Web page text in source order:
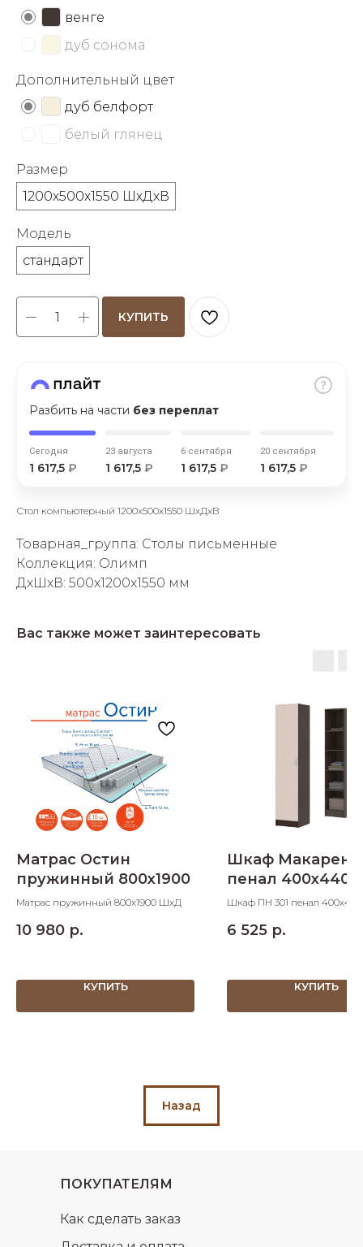
венге
дуб сонома
Дополнительный цвет
дуб белфорт
белый глянец
Размер
1200х500х1550 ШхДхВ
Модель
стандарт
КУПИТЬ
Разбить на части без переплат
Сегодня
1 617,5 ₽
23 августа
1 617,5 ₽
6 сентября
1 617,5 ₽
20 сентября
1 617,5 ₽
об оплате Плайтом
недели
8 800 302-02-51
plait.ru
Стол компьютерный 1200х500х1550 ШхДхВ
Товарная_группа: Столы письменные
Коллекция: Олимп
ДxШxВ: 500x1200x1550 мм
Вас также может заинтересовать
Матрас Остин
пружинный 800х1900
Матрас пружинный 800х1900 ШхД
10 980 р.
КУПИТЬ
Шкаф Макарена
пенал
Шкаф ПН 301 пенал
6 525 р.
КУПИТЬ
Назад
ПОКУПАТЕЛЯМ
Как сделать заказ